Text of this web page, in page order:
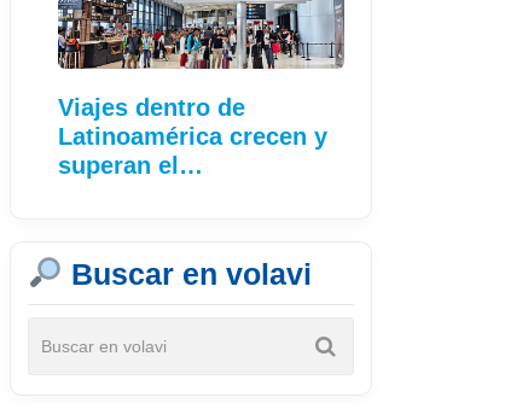
Viajes dentro de
Latinoamérica crecen y
superan el…
Buscar en volavi